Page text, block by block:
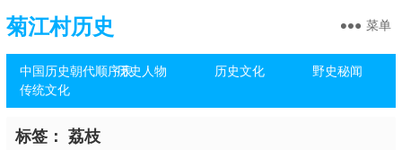
菊江村历史
中国历史朝代顺序表历史人物 历史文化
野史秘闻
传统文化
菜单
标签： 荔枝